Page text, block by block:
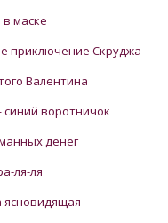
в маске
приключение Скруджа
Валентина
воротничок
денег
ля-ля